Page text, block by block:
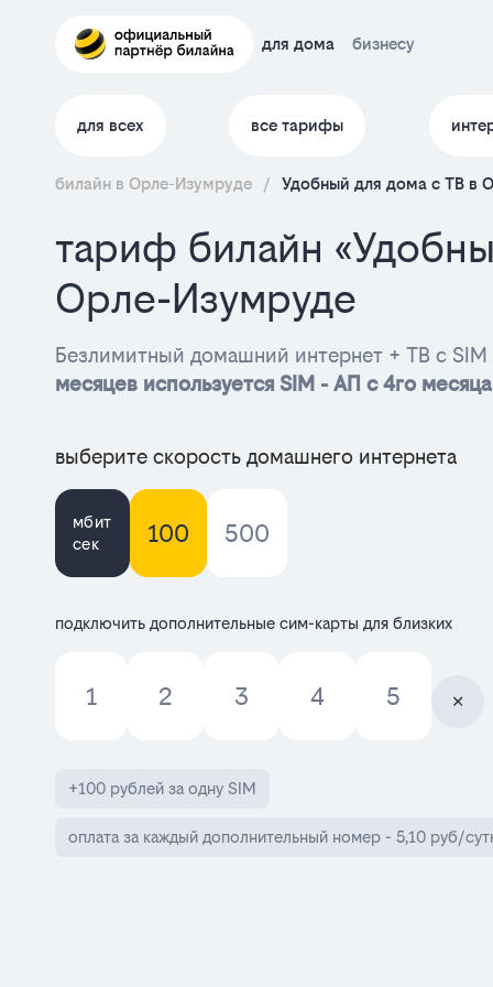
для дома бизнесу
для всех все тарифы
билайн в Орле-Изумруде / Удобный для дома с ТВ в
тариф билайн
Орле-Изумруде
Безлимитный домашний интернет + ТВ с SIM
месяцев используется SIM - АП с 4го
выберите скорость домашнего интернета
мбит
сек
100 500
подключить дополнительные сим-карты для близких
1 2 3 4 5
+100 рублей за одну SIM
оплата за каждый дополнительный номер - 5,10 руб/